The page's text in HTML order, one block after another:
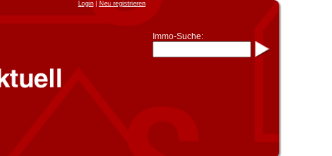
Login| Neu registrieren
Immo-Suche: